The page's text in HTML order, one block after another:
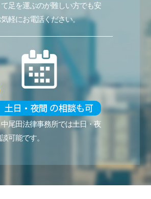
足を運ぶのが難しい方でも安
軽にお電話ください。
尾田法律事務所では土日・夜
可能です。